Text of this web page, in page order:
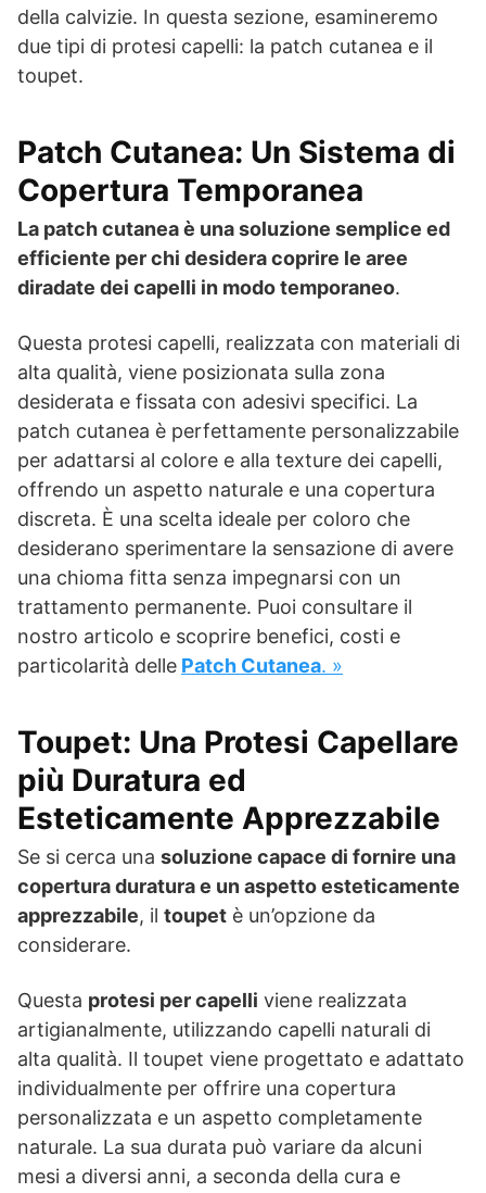
della calvizie. In questa sezione, esamineremo
due tipi di protesi capelli: la patch cutanea e il
toupet.
Patch Cutanea: Un Sistema di
Copertura Temporanea
La patch cutanea è una soluzione semplice ed
efficiente per chi desidera coprire le aree
diradate dei capelli in modo temporaneo.
Questa protesi capelli, realizzata con materiali di
alta qualità, viene posizionata sulla zona
desiderata e fissata con adesivi specifici. La
patch cutanea è perfettamente personalizzabile
per adattarsi al colore e alla texture dei capelli,
offrendo un aspetto naturale e una copertura
discreta. È una scelta ideale per coloro che
desiderano sperimentare la sensazione di avere
una chioma fitta senza impegnarsi con un
trattamento permanente. Puoi consultare il
nostro articolo e scoprire benefici, costi e
particolarità delle Patch Cutanea. »
Toupet: Una Protesi Capellare
più Duratura ed
Esteticamente Apprezzabile
Se si cerca una soluzione capace di fornire una
copertura duratura e un aspetto esteticamente
apprezzabile, il toupet è un’opzione da
considerare.
Questa protesi per capelli viene realizzata
artigianalmente, utilizzando capelli naturali di
alta qualità. Il toupet viene progettato e adattato
individualmente per offrire una copertura
personalizzata e un aspetto completamente
naturale. La sua durata può variare da alcuni
mesi a diversi anni, a seconda della cura e